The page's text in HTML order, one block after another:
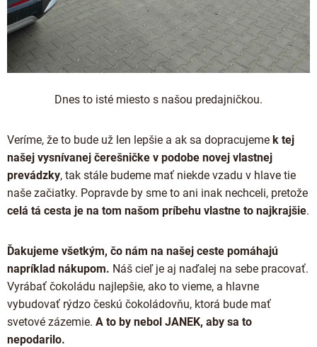
Dnes to isté miesto s našou predajničkou.
Veríme, že to bude už len lepšie a ak sa dopracujeme k tej
našej vysnívanej čerešničke v podobe novej vlastnej
prevádzky, tak stále budeme mať niekde vzadu v hlave tie
naše začiatky. Popravde by sme to ani inak nechceli, pretože
celá tá cesta je na tom našom príbehu vlastne to najkrajšie.
Ďakujeme všetkým, čo nám na našej ceste pomáhajú
napríklad nákupom. Náš cieľ je aj naďalej na sebe pracovať.
Vyrábať čokoládu najlepšie, ako to vieme, a hlavne
vybudovať rýdzo českú čokoládovňu, ktorá bude mať
svetové zázemie. A to by nebol JANEK, aby sa to
nepodarilo.